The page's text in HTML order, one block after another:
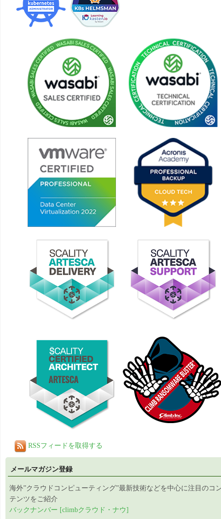
RSSフィードを取得する
メールマガジン登録
海外”クラウドコンピューティング”最新技術などを中心に注目のコ
テンツをご紹介
バックナンバー [climbクラウド・ナウ]